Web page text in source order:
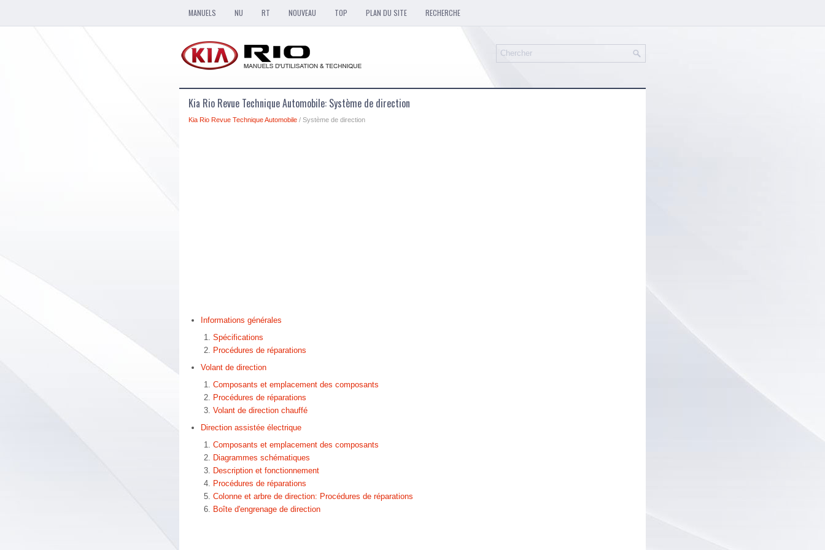
MANUELS NU RT NOUVEAU TOP PLAN DU SITE RECHERCHE
Kia Rio Revue Technique Automobile: Système de direction
Kia Rio Revue Technique Automobile / Système de direction
Informations générales
Spécifications
Procédures de réparations
Volant de direction
Composants et emplacement des composants
Procédures de réparations
Volant de direction chauffé
Direction assistée électrique
Composants et emplacement des composants
Diagrammes schématiques
Description et fonctionnement
Procédures de réparations
Colonne et arbre de direction: Procédures de réparations
Boîte d'engrenage de direction